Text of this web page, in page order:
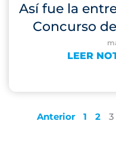
Así fue la
Concurso
LEER
Anterior 1 2 3